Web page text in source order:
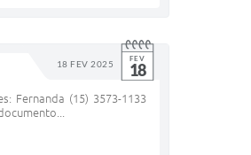
18 FEV 2025 FEV
18
Fernanda (15) 3573-1133